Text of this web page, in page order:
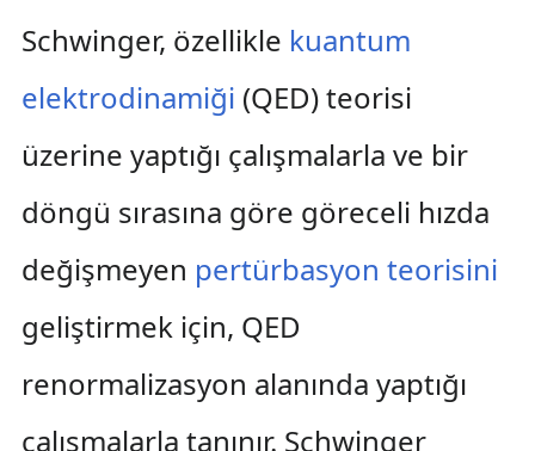
Schwinger, özellikle kuantum
elektrodinamiği (QED) teorisi
üzerine yaptığı çalışmalarla ve bir
döngü sırasına göre göreceli hızda
değişmeyen pertürbasyon teorisini
geliştirmek için, QED
renormalizasyon alanında yaptığı
çalışmalarla tanınır. Schwinger